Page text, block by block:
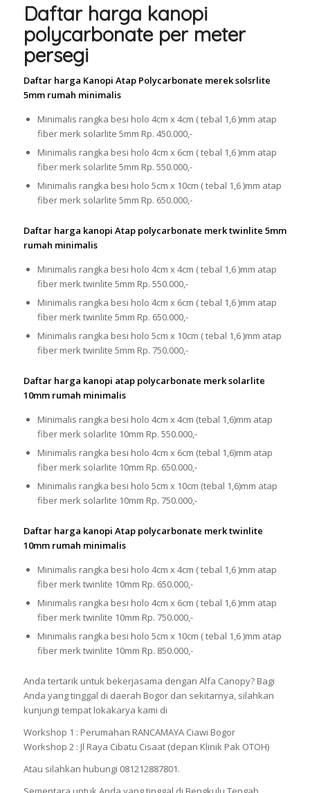
Daftar harga kanopi
polycarbonate per meter
persegi
Daftar harga Kanopi Atap Polycarbonate merek solsrlite
5mm rumah minimalis
Minimalis rangka besi holo 4cm x 4cm ( tebal 1,6 )mm atap
fiber merk solarlite 5mm Rp. 450.000,-
Minimalis rangka besi holo 4cm x 6cm ( tebal 1,6 )mm atap
fiber merk solarlite 5mm Rp. 550.000,-
Minimalis rangka besi holo 5cm x 10cm ( tebal 1,6 )mm atap
fiber merk solarlite 5mm Rp. 650.000,-
Daftar harga kanopi Atap polycarbonate merk twinlite 5mm
rumah minimalis
Minimalis rangka besi holo 4cm x 4cm ( tebal 1,6 )mm atap
fiber merk twinlite 5mm Rp. 550.000,-
Minimalis rangka besi holo 4cm x 6cm ( tebal 1,6 )mm atap
fiber merk twinlite 5mm Rp. 650.000,-
Minimalis rangka besi holo 5cm x 10cm ( tebal 1,6 )mm atap
fiber merk twinlite 5mm Rp. 750.000,-
Daftar harga kanopi atap polycarbonate merk solarlite
10mm rumah minimalis
Minimalis rangka besi holo 4cm x 4cm (tebal 1,6)mm atap
fiber merk solarlite 10mm Rp. 550.000,-
Minimalis rangka besi holo 4cm x 6cm (tebal 1,6)mm atap
fiber merk solarlite 10mm Rp. 650.000,-
Minimalis rangka besi holo 5cm x 10cm (tebal 1,6)mm atap
fiber merk solarlite 10mm Rp. 750.000,-
Daftar harga kanopi Atap polycarbonate merk twinlite
10mm rumah minimalis
Minimalis rangka besi holo 4cm x 4cm ( tebal 1,6 )mm atap
fiber merk twinlite 10mm Rp. 650.000,-
Minimalis rangka besi holo 4cm x 6cm ( tebal 1,6 )mm atap
fiber merk twinlite 10mm Rp. 750.000,-
Minimalis rangka besi holo 5cm x 10cm ( tebal 1,6 )mm atap
fiber merk twinlite 10mm Rp. 850.000,-
Anda tertarik untuk bekerjasama dengan Alfa Canopy? Bagi
Anda yang tinggal di daerah Bogor dan sekitarnya, silahkan
kunjungi tempat lokakarya kami di
Workshop 1 : Perumahan RANCAMAYA Ciawi Bogor
Workshop 2 : Jl Raya Cibatu Cisaat (depan Klinik Pak OTOH)
Atau silahkan hubungi 081212887801.